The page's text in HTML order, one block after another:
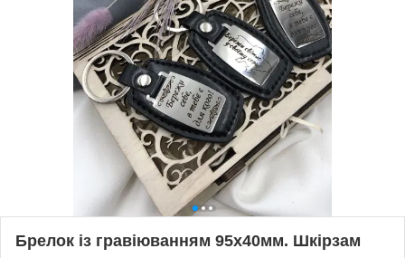
Брелок із гравіюванням 95х40мм. Шкірзам